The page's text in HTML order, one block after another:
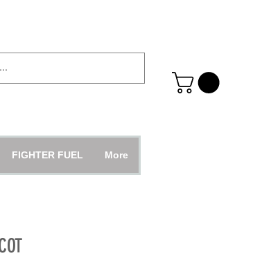
FIGHTER FUEL More